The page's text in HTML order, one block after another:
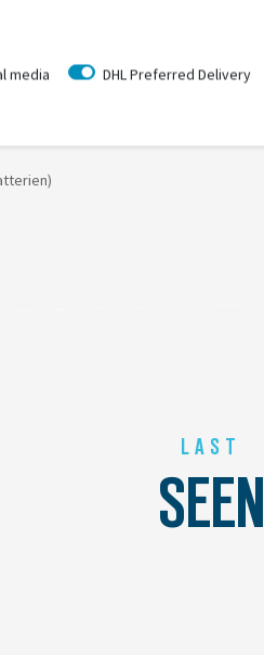
aufrecht stehen bleibt
LAST
SEEN
media DHL Preferred Delivery